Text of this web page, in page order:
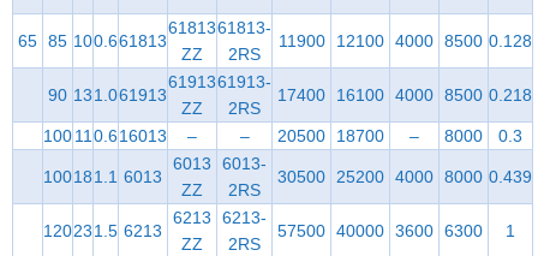
65 85 100.661813
61813
ZZ
61813-
2RS
11900 12100 4000 8500 0.128
90 131.061913
61913
ZZ
61913-
2RS
17400 16100 4000 8500 0.218
100110.616013 – – 20500 18700 – 8000 0.3
100181.1 6013
6013
ZZ
6013-
2RS
30500 25200 4000 8000 0.439
120231.5 6213
6213
ZZ
6213-
2RS
57500 40000 3600 6300 1